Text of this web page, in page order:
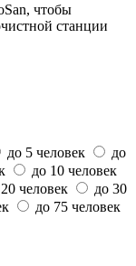
чтобы
станции
до 5 человек
до
до 10 человек
человек
до 30
до 75 человек